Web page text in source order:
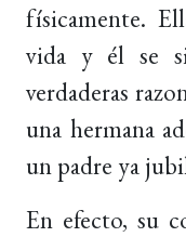
físicamente.
vida y él se
verdaderas
una hermana
un padre ya
En efecto, su